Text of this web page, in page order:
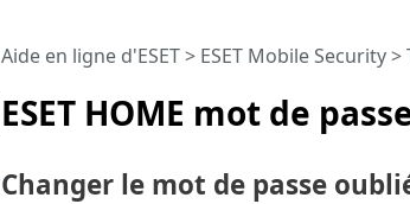
ESET HOME mot de
Aide en ligne d'ESET> ESET Mobile Security>
Changer le mot de passe